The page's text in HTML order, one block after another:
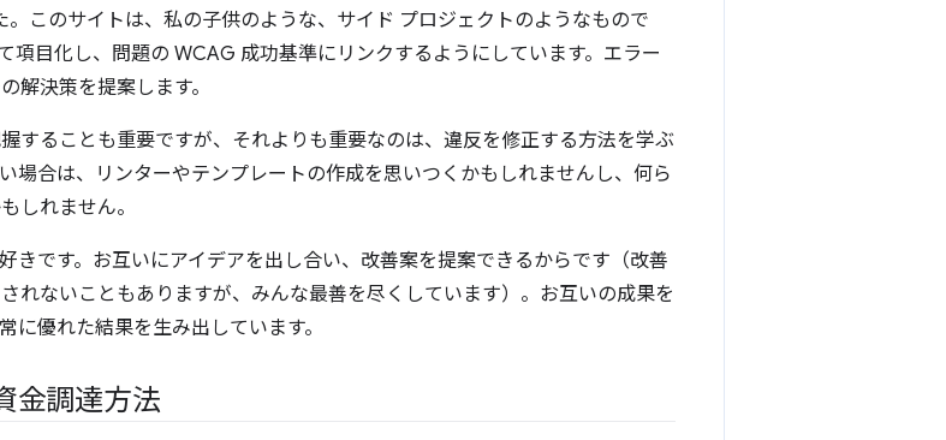
。このサイトは、私の子供のような、サイド プロジェクトのようなもので
項目化し、問題の WCAG 成功基準にリンクするようにしています。エラー
解決策を提案します。
することも重要ですが、それよりも重要なのは、違反を修正する方法を学ぶ
場合は、リンターやテンプレートの作成を思いつくかもしれませんし、何ら
しれません。
きです。お互いにアイデアを出し合い、改善案を提案できるからです（改善
れないこともありますが、みんな最善を尽くしています）。お互いの成果を
に優れた結果を生み出しています。
金調達方法